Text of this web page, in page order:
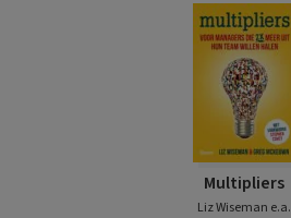
Multipliers
Liz Wiseman e.a.